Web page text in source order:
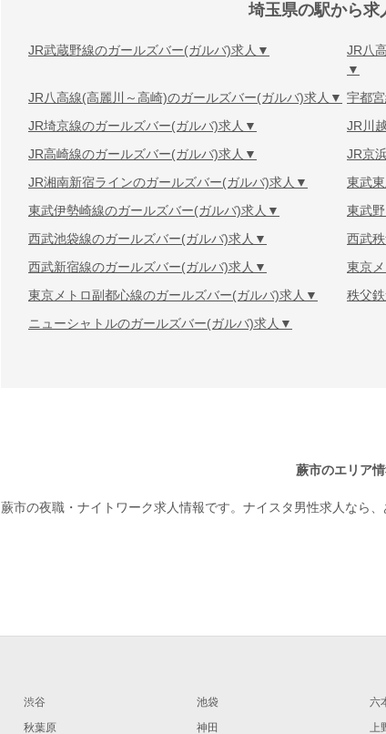
埼玉県の駅から求
JR武蔵野線のガールズバー(ガルバ)求人 JR八
JR八高線(高麗川～高崎)のガールズバー(ガルバ)求人
宇都
JR埼京線のガールズバー(ガルバ)求人
JR川
JR高崎線のガールズバー(ガルバ)求人
JR京
JR湘南新宿ラインのガールズバー(ガルバ)求人
東武
東武伊勢崎線のガールズバー(ガルバ)求人
東武
西武池袋線のガールズバー(ガルバ)求人
西武
西武新宿線のガールズバー(ガルバ)求人
東京
東京メトロ副都心線のガールズバー(ガルバ)求人
秩父
ニューシャトルのガールズバー(ガルバ)求人
蕨市のエリア
蕨市の夜職・ナイトワーク求人情報です。ナイスタ男性求人なら、
渋谷 池袋
六
秋葉原 神田 上